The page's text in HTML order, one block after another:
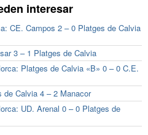
interesar
CE. Campos 2 – 0 Platges de Calvia
3 – 1 Platges de Calvia
Platges de Calvia «B» 0 – 0 C.E.
de Calvia 4 – 2 Manacor
UD. Arenal 0 – 0 Platges de